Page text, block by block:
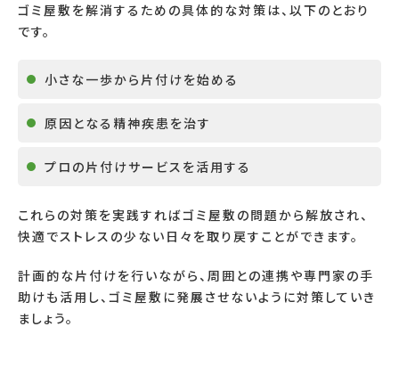
ゴミ屋敷を解消するための具体的な対策は、以下のとおり
です。
小さな一歩から片付けを始める
原因となる精神疾患を治す
プロの片付けサービスを活用する
これらの対策を実践すればゴミ屋敷の問題から解放され、
快適でストレスの少ない日々を取り戻すことができます。
計画的な片付けを行いながら、周囲との連携や専門家の手
助けも活用し、ゴミ屋敷に発展させないように対策していき
ましょう。